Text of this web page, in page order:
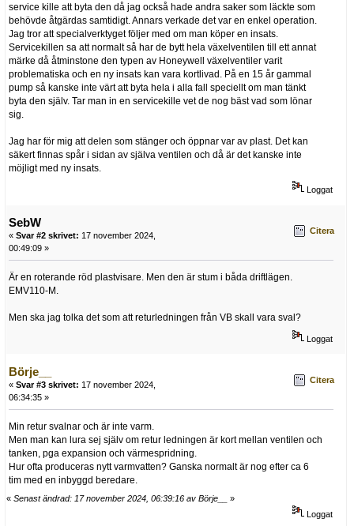
service kille att byta den då jag också hade andra saker som läckte som
behövde åtgärdas samtidigt. Annars verkade det var en enkel operation.
Jag tror att specialverktyget följer med om man köper en insats.
Servicekillen sa att normalt så har de bytt hela växelventilen till ett annat
märke då åtminstone den typen av Honeywell växelventiler varit
problematiska och en ny insats kan vara kortlivad. På en 15 år gammal
pump så kanske inte värt att byta hela i alla fall speciellt om man tänkt
byta den själv. Tar man in en servicekille vet de nog bäst vad som lönar
sig.
Jag har för mig att delen som stänger och öppnar var av plast. Det kan
säkert finnas spår i sidan av själva ventilen och då är det kanske inte
möjligt med ny insats.
Loggat
SebW
« Svar #2 skrivet: 17 november 2024,
00:49:09 »
Citera
Är en roterande röd plastvisare. Men den är stum i båda driftlägen.
EMV110-M.
Men ska jag tolka det som att returledningen från VB skall vara sval?
Loggat
Börje__
« Svar #3 skrivet: 17 november 2024,
06:34:35 »
Citera
Min retur svalnar och är inte varm.
Men man kan lura sej själv om retur ledningen är kort mellan ventilen och
tanken, pga expansion och värmespridning.
Hur ofta produceras nytt varmvatten? Ganska normalt är nog efter ca 6
tim med en inbyggd beredare.
« Senast ändrad: 17 november 2024, 06:39:16 av Börje__
»
Loggat